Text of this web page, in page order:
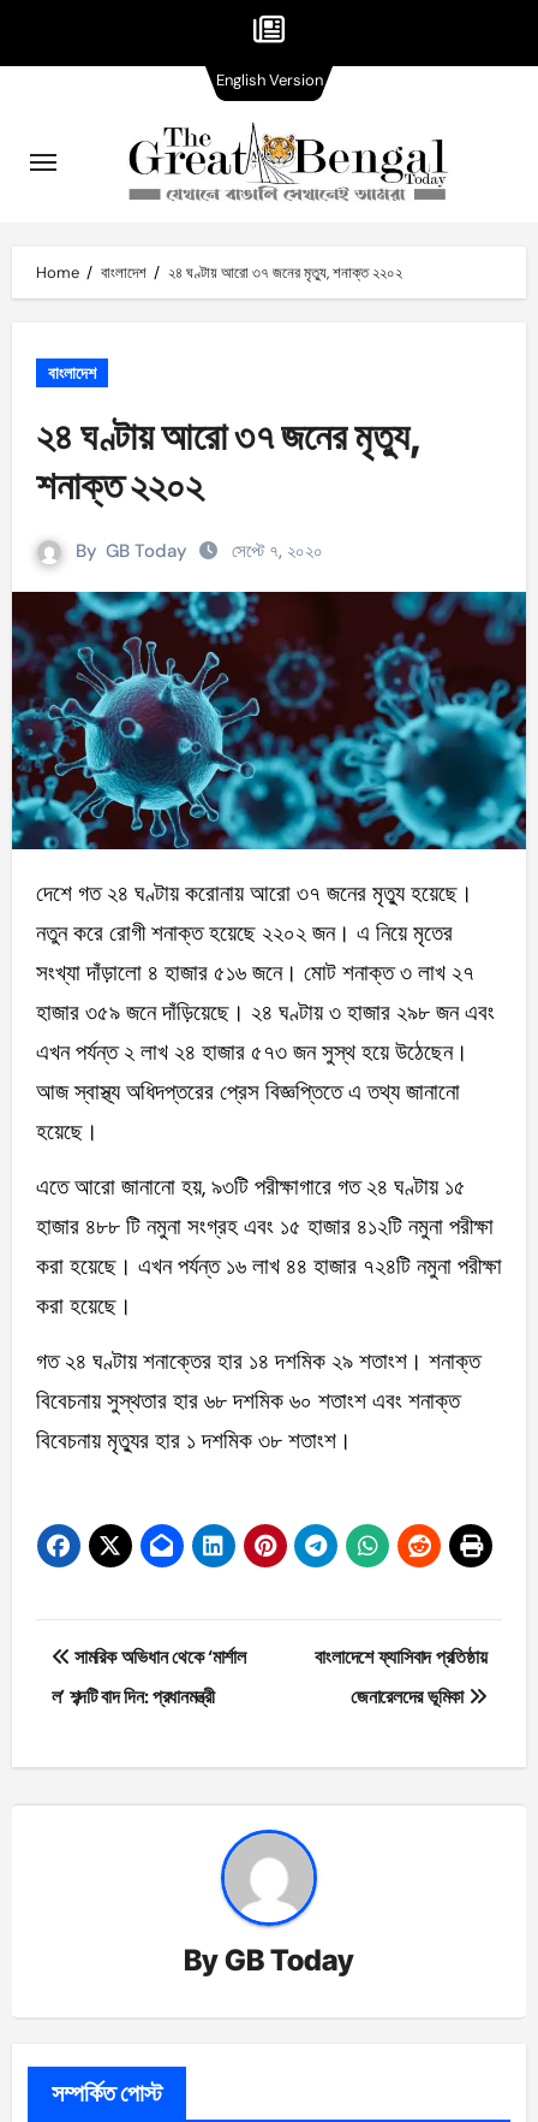
content
Home বাংলাদেশ ২৪ ঘণ্টায় আরো ৩৭ জনের মৃত্যু, শনাক্ত ২২০২
বাংলাদেশ
২৪ ঘণ্টায় আরো ৩৭ জনের মৃত্যু,
শনাক্ত ২২০২
By GB Today সেপ্টে ৭, ২০২০
দেশে গত ২৪ ঘণ্টায় করোনায় আরো ৩৭ জনের মৃত্যু হয়েছে।
নতুন করে রোগী শনাক্ত হয়েছে ২২০২ জন। এ নিয়ে মৃতের
সংখ্যা দাঁড়ালো ৪ হাজার ৫১৬ জনে। মোট শনাক্ত ৩ লাখ ২৭
হাজার ৩৫৯ জনে দাঁড়িয়েছে। ২৪ ঘণ্টায় ৩ হাজার ২৯৮ জন এবং
এখন পর্যন্ত ২ লাখ ২৪ হাজার ৫৭৩ জন সুস্থ হয়ে উঠেছেন।
আজ স্বাস্থ্য অধিদপ্তরের প্রেস বিজ্ঞপ্তিতে এ তথ্য জানানো
হয়েছে।
এতে আরো জানানো হয়, ৯৩টি পরীক্ষাগারে গত ২৪ ঘণ্টায় ১৫
হাজার ৪৮৮ টি নমুনা সংগ্রহ এবং ১৫ হাজার ৪১২টি নমুনা পরীক্ষা
করা হয়েছে। এখন পর্যন্ত ১৬ লাখ ৪৪ হাজার ৭২৪টি নমুনা পরীক্ষা
করা হয়েছে।
গত ২৪ ঘণ্টায় শনাক্তের হার ১৪ দশমিক ২৯ শতাংশ। শনাক্ত
বিবেচনায় সুস্থতার হার ৬৮ দশমিক ৬০ শতাংশ এবং শনাক্ত
বিবেচনায় মৃত্যুর হার ১ দশমিক ৩৮ শতাংশ।
Post
navigation
সামরিক অভিধান থেকে ‘মার্শাল
ল’ শব্দটি বাদ দিন: প্রধানমন্ত্রী
বাংলাদেশে ফ্যাসিবাদ প্রতিষ্ঠায়
জেনারেলদের ভূমিকা
ByGB Today
সম্পর্কিত পোস্ট
English VersionVersion